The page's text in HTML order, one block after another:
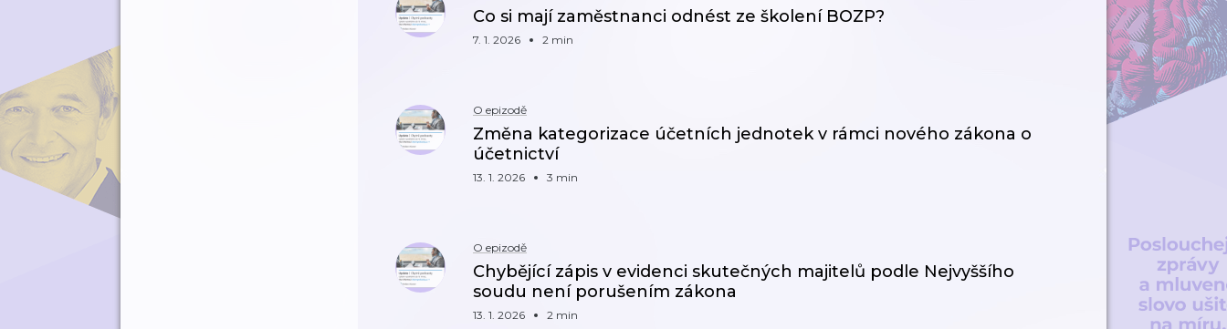
Co si mají zaměstnanci odnést ze školení BOZP?
7. 1. 2026 2 min
O epizodě
Změna kategorizace účetních jednotek v rámci nového zákona o
účetnictví
13. 1. 2026 3 min
O epizodě
Chybějící zápis v evidenci skutečných majitelů podle Nejvyššího
soudu není porušením zákona
13. 1. 2026 2 min